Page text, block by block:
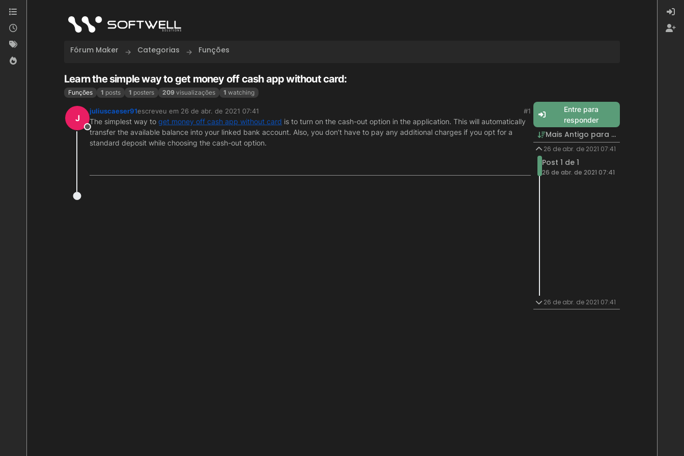
Skip to content
Fórum Maker Categorias Funções
Learn the simple way to get money off cash app without card:
Funções 1 posts 1 posters 209 visualizações 1 watching
J
Offline
juliuscaeser91escreveu em 26 de abr. de 2021 07:41
última edição por
#1
The simplest way to get money off cash app without card is to turn on the cash-out option in the application. This will automatically
transfer the available balance into your linked bank account. Also, you don’t have to pay any additional charges if you opt for a
standard deposit while choosing the cash-out option.
Entre para
responder
Mais Antigo para Mais Recente
26 de abr. de 2021 07:41
Post 1 de 1
26 de abr. de 2021 07:41
26 de abr. de 2021 07:41